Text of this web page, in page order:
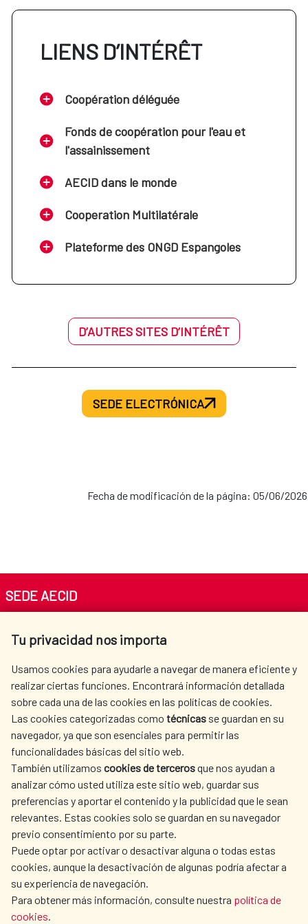
LIENS D’INTÉRÊT
Coopération déléguée
Fonds de coopération pour l'eau et
l'assainissement
AECID dans le monde
Cooperation Multilatérale
Plateforme des ONGD Espangoles
D’AUTRES SITES D’INTÉRÊT
SEDE ELECTRÓNICA
Fecha de modificación de la página: 05/06/2026
Tu privacidad nos importa
Usamos cookies para ayudarle a navegar de manera eficiente y
realizar ciertas funciones. Encontrará información detallada
sobre cada una de las cookies en las políticas de cookies.
Las cookies categorizadas como técnicas se guardan en su
navegador, ya que son esenciales para permitir las
funcionalidades básicas del sitio web.
También utilizamos cookies de tercerosque nos ayudan a
analizar cómo usted utiliza este sitio web, guardar sus
preferencias y aportar el contenido y la publicidad que le sean
relevantes. Estas cookies solo se guardan en su navegador
previo consentimiento por su parte.
Puede optar por activar o desactivar alguna o todas estas
cookies, aunque la desactivación de algunas podría afectar a
su experiencia de navegación.
Para obtener más información, consulte nuestra política de
cookies.
SEDE AECID
Tel. +34 900 20 30 54​​​​​​​
AECID
OÙ NOUS COOPÉRONS
L'ACTION HUMANITAIRE
ESPAGNOLE
SALLE DE PRESSE
CULTURE ET SCIENCE BIBLIOTHÈQUE
NOS RÉSEAUX SOCIAUX